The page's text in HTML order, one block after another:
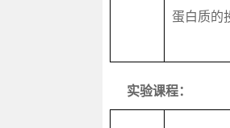
蛋白质的
实验课程：